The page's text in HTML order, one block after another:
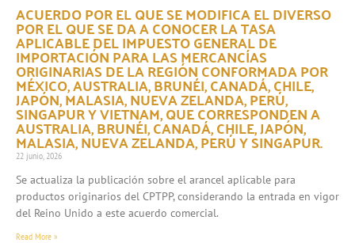
ACUERDO POR EL QUE SE MODIFICA EL DIVERSO
POR EL QUE SE DA A CONOCER LA TASA
APLICABLE DEL IMPUESTO GENERAL DE
IMPORTACIÓN PARA LAS MERCANCÍAS
ORIGINARIAS DE LA REGIÓN CONFORMADA POR
MÉXICO, AUSTRALIA, BRUNÉI, CANADÁ, CHILE,
JAPÓN, MALASIA, NUEVA ZELANDA, PERÚ,
SINGAPUR Y VIETNAM, QUE CORRESPONDEN A
AUSTRALIA, BRUNÉI, CANADÁ, CHILE, JAPÓN,
MALASIA, NUEVA ZELANDA, PERÚ Y SINGAPUR.
22 junio, 2026
Se actualiza la publicación sobre el arancel aplicable para
productos originarios del CPTPP, considerando la entrada en vigor
del Reino Unido a este acuerdo comercial.
Read More »